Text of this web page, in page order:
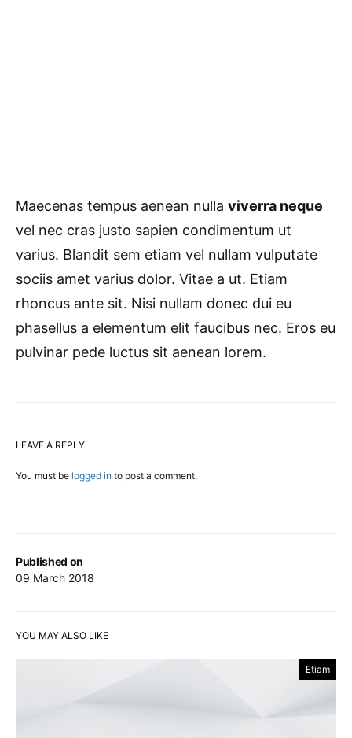
Published on
09 March 2018
Maecenas tempus aenean nulla viverra neque
vel nec cras justo sapien condimentum ut
varius. Blandit sem etiam vel nullam vulputate
sociis amet varius dolor. Vitae a ut. Etiam
rhoncus ante sit. Nisi nullam donec dui eu
phasellus a elementum elit faucibus nec. Eros eu
pulvinar pede luctus sit aenean lorem.
LEAVE A REPLY
You must be logged in to post a comment.
YOU MAY ALSO LIKE
Etiam